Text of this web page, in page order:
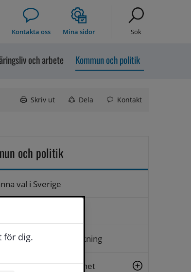
för dig.
Kontakta oss Mina sidor Sök
och arbete Kommun och politik
Skriv ut Dela Kontakt
och politik
val i Sverige
diarium och släktforskning
insyn och rättssäkerhet